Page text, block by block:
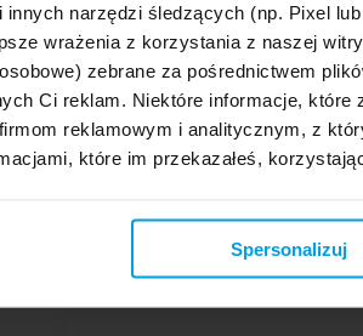
narzędzi śledzących (np. Pixel
wrażenia z korzystania z naszej
zebrane za pośrednictwem
Ci reklam. Niektóre informacje,
reklamowym i analitycznym, z
które im przekazałeś,
Spersonalizuj
29.07.2025
Ubezpieczenie na życie bez
karencji - jak działa?
Wróć do “Życie i zdrowie”